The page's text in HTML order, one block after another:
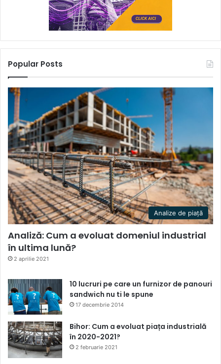
Popular Posts
Analize de piață
Analiză: Cum a evoluat domeniul industrial
în ultima lună?
2 aprilie 2021
10 lucruri pe care un furnizor de panouri
sandwich nu ti le spune
17 decembrie 2014
Bihor: Cum a evoluat piața industrială
în 2020-2021?
2 februarie 2021